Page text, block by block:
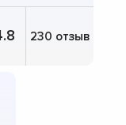
230 отзыв